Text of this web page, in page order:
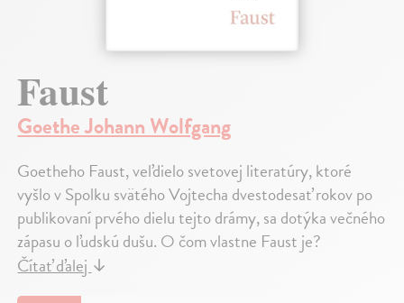
Faust
Goethe Johann Wolfgang
Goetheho Faust, veľdielo svetovej literatúry, ktoré
vyšlo v Spolku svätého Vojtecha dvestodesať rokov po
publikovaní prvého dielu tejto drámy, sa dotýka večného
zápasu o ľudskú dušu. O čom vlastne Faust je?
Čítať ďalej ↓